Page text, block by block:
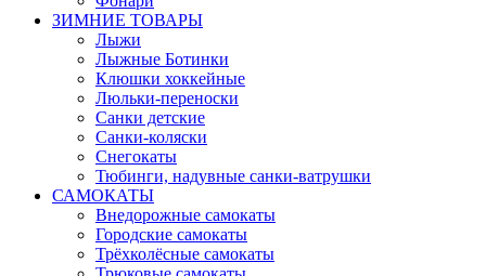
ЗИМНИЕ ТОВАРЫ
Лыжи
Лыжные Ботинки
Клюшки хоккейные
Люльки-переноски
Санки детские
Санки-коляски
Снегокаты
Тюбинги, надувные санки-ватрушки
САМОКАТЫ
Внедорожные самокаты
Городские самокаты
Трёхколёсные самокаты